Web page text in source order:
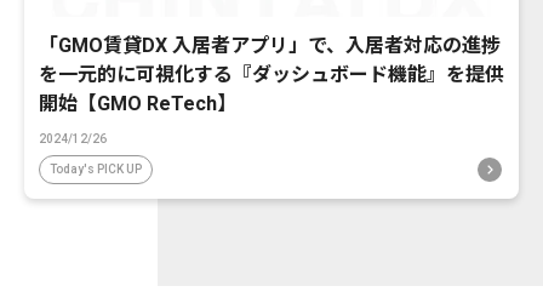
「GMO賃貸DX 入居者アプリ」で、入居者対応の進捗
を一元的に可視化する『ダッシュボード機能』を提供
開始【GMO ReTech】
2024/12/26
Today's PICK UP